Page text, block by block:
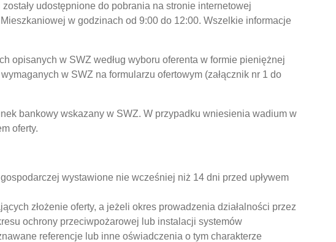
udostępnione do pobrania na stronie internetowej
w godzinach od 9:00 do 12:00. Wszelkie informacje
opisanych w SWZ według wyboru oferenta w formie pieniężnej
w SWZ na formularzu ofertowym (załącznik nr 1 do
bankowy wskazany w SWZ. W przypadku wniesienia wadium w
oferty.
wystawione nie wcześniej niż 14 dni przed upływem
złożenie oferty, a jeżeli okres prowadzenia działalności przez
ochrony przeciwpożarowej lub instalacji systemów
referencje lub inne oświadczenia o tym charakterze